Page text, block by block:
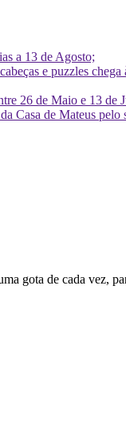
a 13 de Agosto;
e puzzles
26 de Maio e 13 de
Casa de Mateus pelo
gota de cada vez,